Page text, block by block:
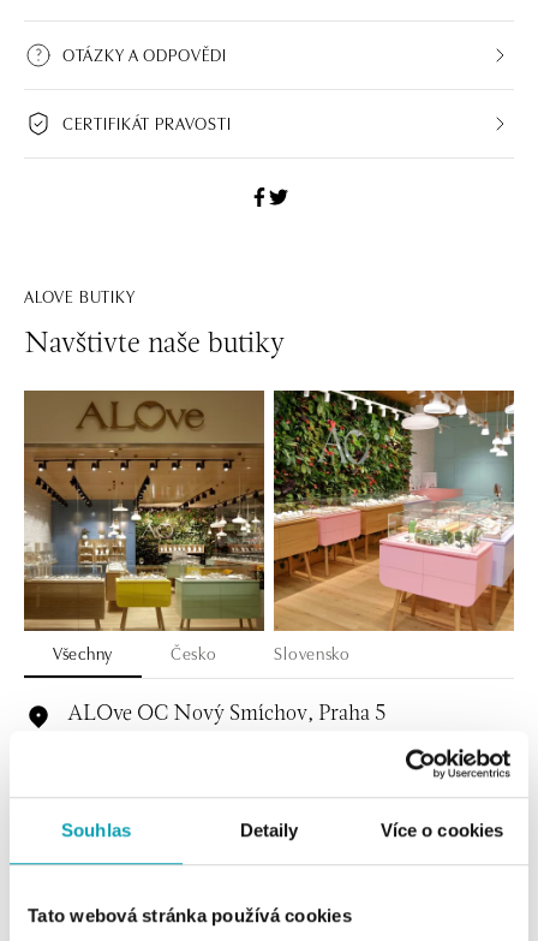
Souhlas Detaily Více o cookies
Tato webová stránka používá cookies
OTÁZKY A ODPOVĚDI
CERTIFIKÁT PRAVOSTI
ALOVE BUTIKY
Navštivte naše butiky
Všechny Česko Slovensko
ALOve OC Nový Smíchov, Praha 5
dnes otevřeno do 21:00
ALOve OC Olympia, Brno
tel.: +420604389337